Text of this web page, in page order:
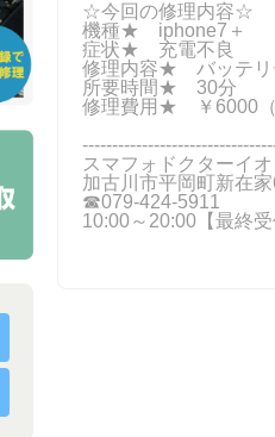
☆今回の修理内容☆
機種★ iphone7＋
症状★ 充電不良
修理内容★ バッテリ
所要時間★ 30分
修理費用★ ￥6000（
スマフォドクターイ
加古川市平岡町新在
☎079-424‐5911
10:00～20:00【最終受